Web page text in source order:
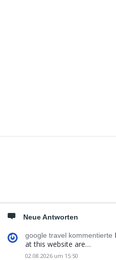
Neue Antworten
google travel kommentierte
at this website are…
02.08.2026 um 15:50